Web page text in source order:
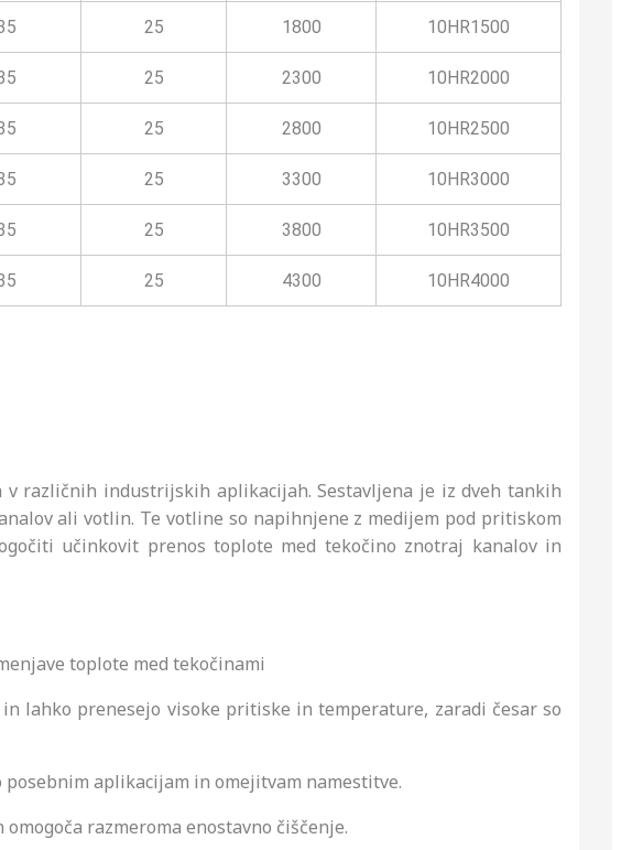
25 1800 10HR1500
25 2300 10HR2000
25 2800 10HR2500
25 3300 10HR3000
25 3800 10HR3500
25 4300 10HR4000
različnih industrijskih aplikacijah. Sestavljena je iz dveh tankih
ali votlin. Te votline so napihnjene z medijem pod pritiskom
učinkovit prenos toplote med tekočino znotraj kanalov in
toplote med tekočinami
lahko prenesejo visoke pritiske in temperature, zaradi česar so
aplikacijam in omejitvam namestitve.
razmeroma enostavno čiščenje.